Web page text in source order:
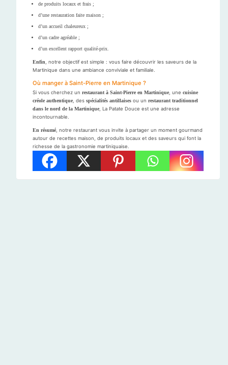
de produits locaux et frais ;
d’une restauration faite maison ;
d’un accueil chaleureux ;
d’un cadre agréable ;
d’un excellent rapport qualité-prix.
Enfin , notre objectif est simple : vous faire découvrir les saveurs de la
Martinique dans une ambiance conviviale et familiale.
Où manger à Saint-Pierre en Martinique ?
Si vous cherchez un restaurant à Saint-Pierre en Martinique , une cuisine
créole authentique , des spécialités antillaises ou un restaurant traditionnel
dans le nord de la Martinique , La Patate Douce est une adresse
incontournable.
En résumé , notre restaurant vous invite à partager un moment gourmand
autour de recettes maison, de produits locaux et des saveurs qui font la
richesse de la gastronomie martiniquaise.